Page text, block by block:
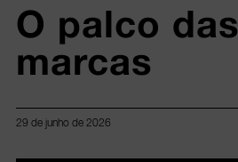
O palco das
marcas
29 de junho de 2026